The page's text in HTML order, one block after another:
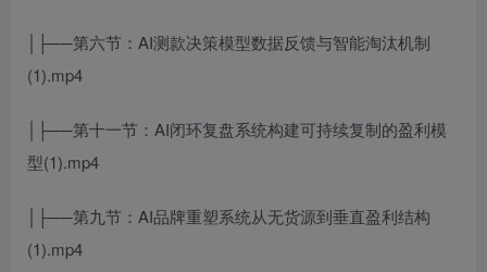
│├──第六节：AI测款决策模型数据反馈与智能淘汰机制
(1).mp4
│├──第十一节：AI闭环复盘系统构建可持续复制的盈利模
型(1).mp4
│├──第九节：AI品牌重塑系统从无货源到垂直盈利结构
(1).mp4